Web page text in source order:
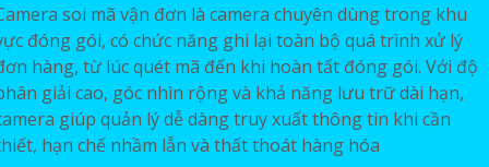
soi mã vận đơn là camera chuyên dùng trong khu
đóng gói, có chức năng ghi lại toàn bộ quá trình xử lý
hàng, từ lúc quét mã đến khi hoàn tất đóng gói. Với độ
giải cao, góc nhìn rộng và khả năng lưu trữ dài hạn,
giúp quản lý dễ dàng truy xuất thông tin khi cần
hạn chế nhầm lẫn và thất thoát hàng hóa